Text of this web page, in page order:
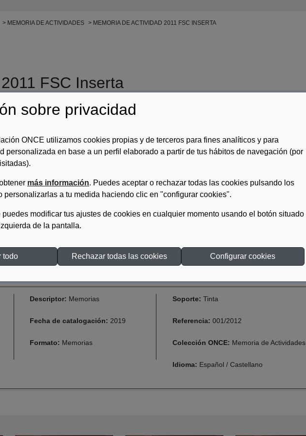
sobre privacidad
ONCE utilizamos cookies propias y de terceros para fines analíticos y para
personalizada en base a un perfil elaborado a partir de tus hábitos de navegación (por
más información. Puedes aceptar o rechazar todas las cookies pulsando los
personalizarlas a tu medida haciendo clic en "configurar cookies".
puedes modificar tus ajustes de cookies en cualquier momento usando el botón situado
de la pantalla.
todo Rechazar todas las cookies Configurar cookies
MEMORIA DE ACTIVIDADES MEMORIA DE ACTIVIDAD 2011 FSC INSERTA
FSC Inserta
es:Fsc Inserta
de actividad 2011 FSC Inserta.
Descriptor: Memorias
Fecha de catalogación: 2019
Formato: Memorias
Soporte: Tinta
Referencia: 001/2012
Colección ONCE: Memoria de Actividades
Idioma: Español / Castellano